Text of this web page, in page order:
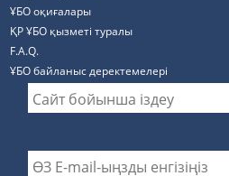
ҰБО оқиғалары
ҚР ҰБО қызметі туралы
F.A.Q.
ҰБО байланыс деректемелерi